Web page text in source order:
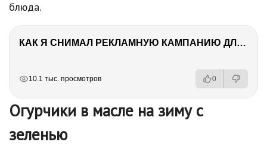
блюда.
КАК Я СНИМАЛ РЕКЛАМНУЮ КАМПАНИЮ ДЛЯ PROFOTO
10.1 тыс. просмотров 0
Огурчики в масле на зиму с
зеленью